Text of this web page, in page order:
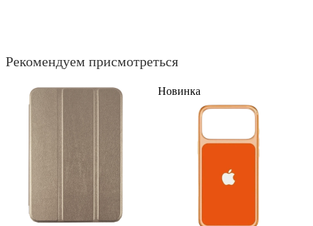
Рекомендуем присмотреться
Новинка